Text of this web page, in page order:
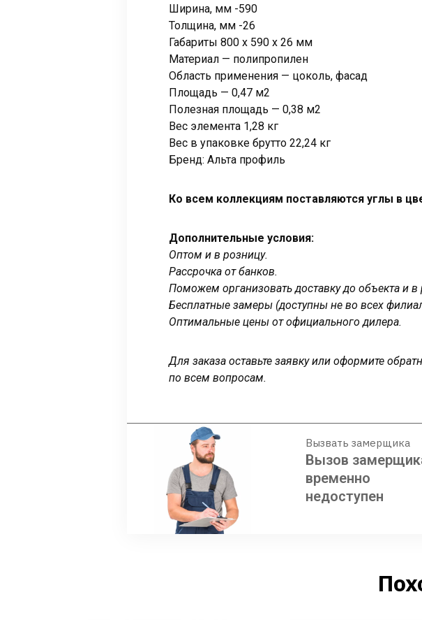
Ширина, мм -590
Толщина, мм -26
Габариты 800 x 590 x 26 мм
Материал — полипропилен
Область применения — цоколь, фасад
Площадь — 0,47 м2
Полезная площадь — 0,38 м2
Вес элемента 1,28 кг
Вес в упаковке брутто 22,24 кг
Бренд: Альта профиль
Ко всем коллекциям поставляются углы в
Дополнительные условия:
Оптом и в розницу.
Рассрочка от банков.
Поможем организовать доставку до объекта и в
Бесплатные замеры (доступны не во всех
Оптимальные цены от официального дилера.
Для заказа оставьте заявку или оформите
по всем вопросам.
Вызвать замерщика
Вызов
временно
недоступен